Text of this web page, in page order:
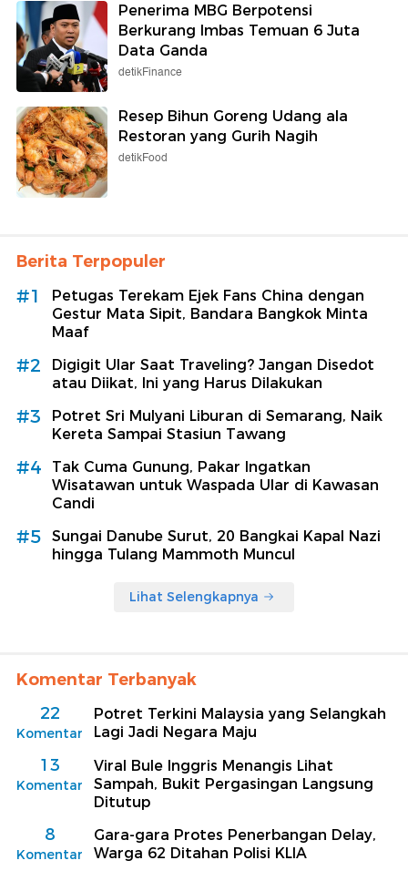
Penerima MBG Berpotensi
Berkurang Imbas Temuan 6 Juta
Data Ganda
detikFinance
Resep Bihun Goreng Udang ala
Restoran yang Gurih Nagih
detikFood
Berita Terpopuler
#1
Petugas Terekam Ejek Fans China dengan
Gestur Mata Sipit, Bandara Bangkok Minta
Maaf
#2
Digigit Ular Saat Traveling? Jangan Disedot
atau Diikat, Ini yang Harus Dilakukan
#3
Potret Sri Mulyani Liburan di Semarang, Naik
Kereta Sampai Stasiun Tawang
#4
Tak Cuma Gunung, Pakar Ingatkan
Wisatawan untuk Waspada Ular di Kawasan
Candi
#5
Sungai Danube Surut, 20 Bangkai Kapal Nazi
hingga Tulang Mammoth Muncul
Lihat Selengkapnya
Komentar Terbanyak
22
Komentar
Potret Terkini Malaysia yang Selangkah
Lagi Jadi Negara Maju
13
Komentar
Viral Bule Inggris Menangis Lihat
Sampah, Bukit Pergasingan Langsung
Ditutup
8
Komentar
Gara-gara Protes Penerbangan Delay,
Warga 62 Ditahan Polisi KLIA